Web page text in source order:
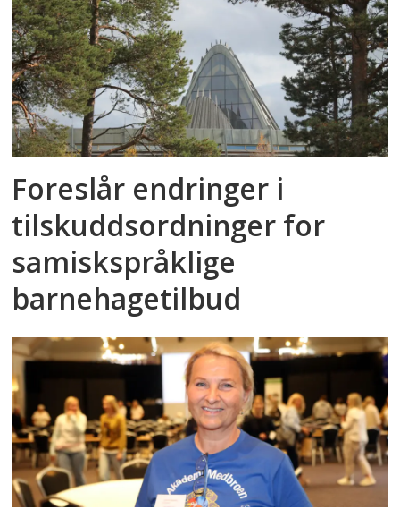
Foreslår endringer i
tilskuddsordninger for
samiskspråklige
barnehagetilbud